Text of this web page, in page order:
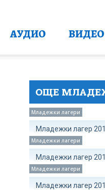
АУДИО ВИДЕО
ОЩЕ
Младежки лагери
Младежки лагер
Младежки лагери
Младежки лагер
Младежки лагери
Младежки лагер